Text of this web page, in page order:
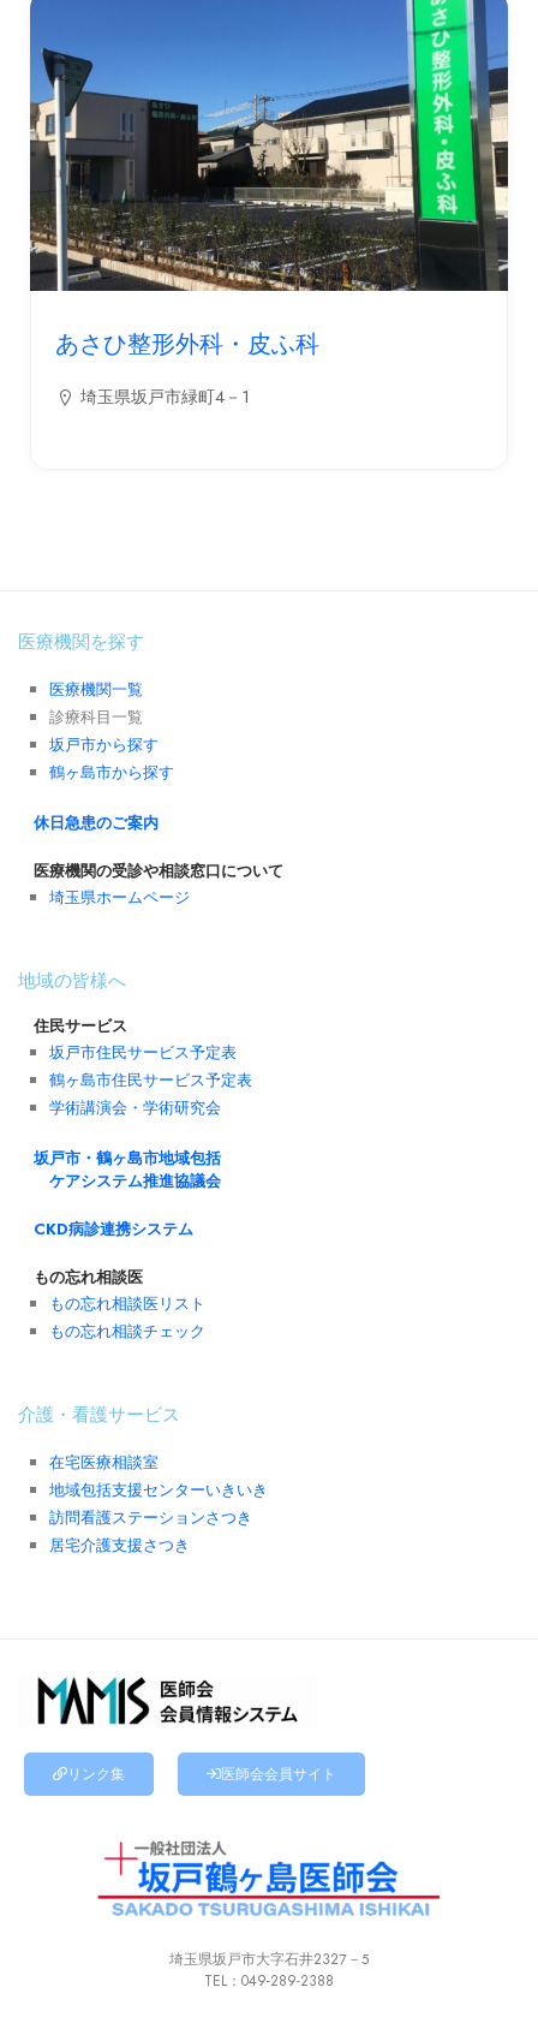
あさひ整形外科・皮ふ科
埼玉県坂戸市緑町４－１
医療機関を探す
医療機関一覧
診療科目一覧
坂戸市から探す
鶴ヶ島市から探す
休日急患のご案内
医療機関の受診や相談窓口について
埼玉県ホームページ
地域の皆様へ
住民サービス
坂戸市住民サービス予定表
鶴ヶ島市住民サービス予定表
学術講演会・学術研究会
坂戸市・鶴ヶ島市地域包括
ケアシステム推進協議会
CKD病診連携システム
もの忘れ相談医
もの忘れ相談医リスト
もの忘れ相談チェック
介護・看護サービス
在宅医療相談室
地域包括支援センターいきいき
訪問看護ステーションさつき
居宅介護支援さつき
リンク集 医師会会員サイト
埼玉県坂戸市大字石井２３２７－５
TEL： 049-289-2388